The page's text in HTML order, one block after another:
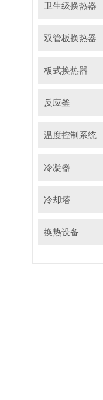
卫生级换热器
双管板换热器
板式换热器
反应釜
温度控制系统
冷凝器
冷却塔
换热设备